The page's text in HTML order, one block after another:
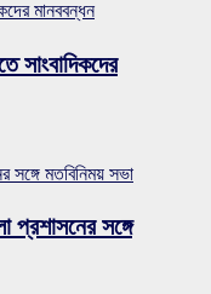
মানববন্ধন
সাংবাদিকদের
মতবিনিময় সভা
সঙ্গে